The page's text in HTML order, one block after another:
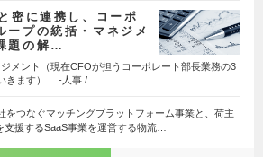
密に連携し、コーポ
ープの統括・マネジメ
題の解…
メント（現在CFOが担うコーポレート部長業務の3
きます） -人事 /…
をつなぐマッチングプラットフォーム事業と、荷主
援するSaaS事業を運営する物流…